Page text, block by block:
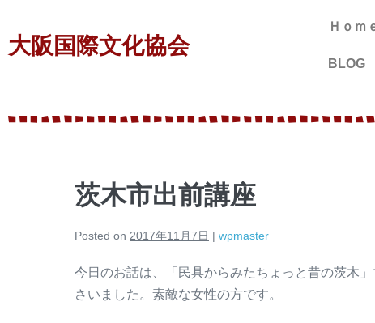
大阪国際文化協会
Ｈｏｍ
BLOG
茨木市出前講座
Posted on 2017年11月7日 | wpmaster
今日のお話は、「民具からみたちょっと昔の茨木
さいました。素敵な女性の方です。